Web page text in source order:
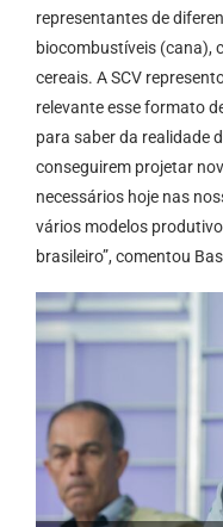
representantes de
biocombustíveis (cana),
cereais. A SCV
relevante esse formato
para saber da realidade
conseguirem projetar
necessários hoje nas
vários modelos
brasileiro”, comentou